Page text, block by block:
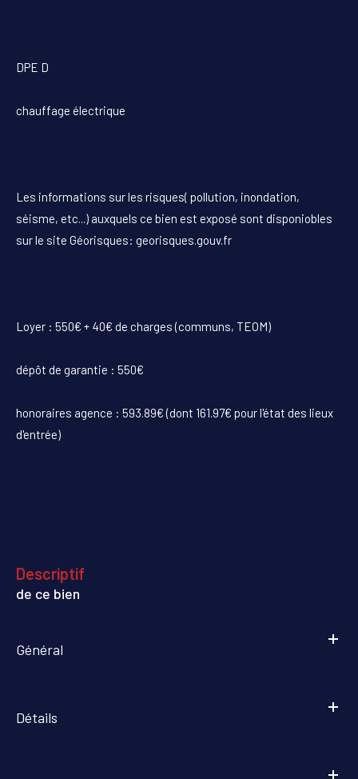
DPE D
chauffage électrique
Les informations sur les risques( pollution, inondation,
séisme, etc...) auxquels ce bien est exposé sont disponiobles
sur le site Géorisques: georisques.gouv.fr
Loyer : 550€ + 40€ de charges (communs, TEOM)
dépôt de garantie : 550€
honoraires agence : 593.89€ (dont 161.97€ pour l'état des lieux
d'entrée)
descriptif
de ce bien
Général
Détails